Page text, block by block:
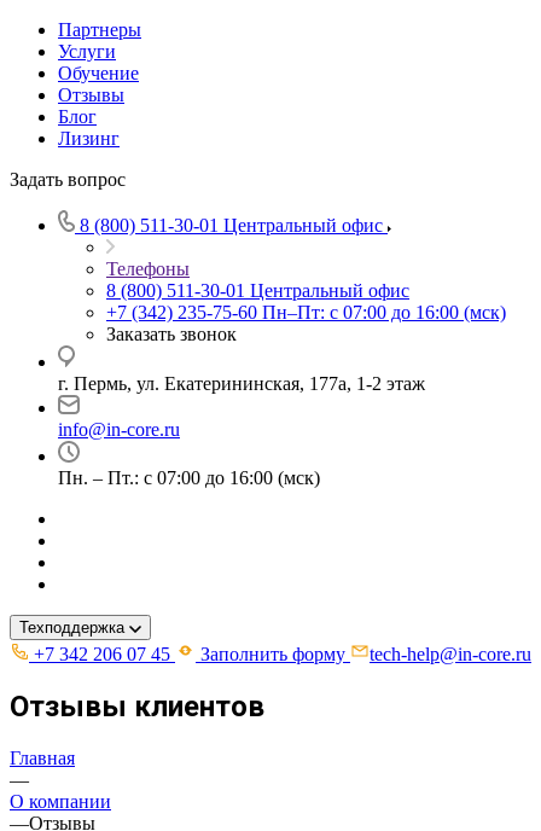
Партнеры
Услуги
Обучение
Отзывы
Блог
Лизинг
Задать вопрос
8 (800) 511-30-01 Центральный офис
Телефоны
8 (800) 511-30-01 Центральный офис
+7 (342) 235-75-60 Пн–Пт: с 07:00 до 16:00 (мск)
Заказать звонок
г. Пермь, ул. ​Екатерининская, 177а, ​1-2 этаж
info@in-core.ru
Пн. – Пт.: с 07:00 до 16:00 (мск)
Техподдержка
+7 342 206 07 45 Заполнить форму tech-help@in-core.ru
Отзывы клиентов
Главная
—
О компании
—Отзывы